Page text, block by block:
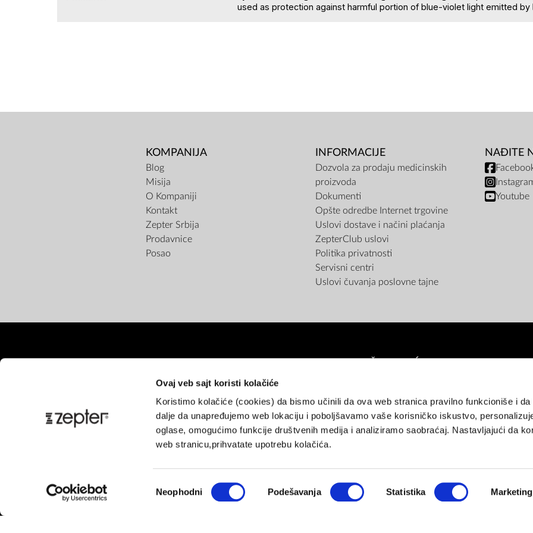
Ovaj veb sajt koristi kolačiće
Koristimo kolačiće (cookies) da bismo učinili da ova web stranica pravilno funkcioniše i da
dalje da unapređujemo web lokaciju i poboljšavamo vaše korisničko iskustvo,
oglase, omogućimo funkcije društvenih medija i analiziramo saobraćaj. Nastavljajući da
web stranicu,prihvatate upotrebu kolačića.
сагласности
Neophodni Podešavanja Statistika Marketing
used as protection against harmful portion of blue-violet light emitted by
KOMPANIJA
Blog
Misija
O Kompaniji
Kontakt
Zepter Srbija
Prodavnice
Posao
INFORMACIJE
Dozvola za prodaju medicinskih
proizvoda
Dokumenti
Opšte odredbe Internet trgovine
Uslovi dostave i načini plaćanja
ZepterClub uslovi
Politika privatnosti
Servisni centri
Uslovi čuvanja poslovne tajne
NAĐITE
Youtube
Platne kartice (do 12 rata bez kamate)PouzećemGotovinaRate